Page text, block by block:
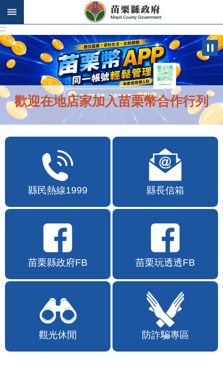
跳到主要內容區塊
:::
:::
歡迎在地店家加入苗栗幣合作行列
縣民熱線1999 縣長信箱
苗栗縣政府FB 苗栗玩透透FB
觀光休閒 防詐騙專區